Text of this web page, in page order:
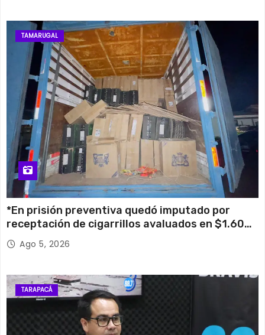
TAMARUGAL
*En prisión preventiva quedó imputado por
receptación de cigarrillos avaluados en $1.600
millones*
Ago 5, 2026
TARAPACÁ